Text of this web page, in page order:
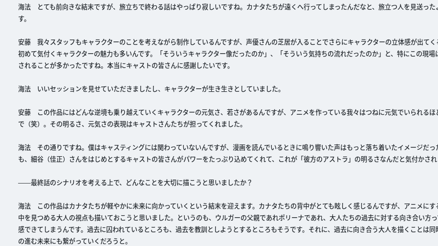
海法 とても前向きな結末ですが、旅立ちで終わる話はやっぱり寂しいですね。カナタたちが遠くへ行ってしまったんだなと、旅立つ人を見送った
す。
安藤 我々スタッフもキャラクターのことを考えながら制作しているんですが、声優さんの芝居が入ることでさらにキャラクターの立体感が出てく
初めて気付くキャラクターの魅力も多いんです。「そういうキャラクター像だったのか」、「そういう気持ちの流れだったのか」と、特にこの現場
されることが多かったですね。本当にキャストの皆さんに感謝したいです。
海法 いいセッションを見せていただきましたし、キャラクターが生き生きとしていました。
安藤 この作品にはどんな逆境も乗り越えていくキャラクターの元気さ、若さがあるんですが、アニメを作っている我々はつねに元気でいられるほ
で（笑）。その明るさ、元気さの表現はキャストさんたちが担ってくれました。
海法 その通りですね。僕はキャスティングには関わっていないんですが、漫画を読んでいるときに鳴り響いた声はもっと落ち着いたイメージだっ
も、細谷（佳正）さんをはじめとするキャストの皆さんがパワーをたっぷり込めてくれて、これが「彼方のアストラ」の明るさなんだと気付かされ
――最終話のシナリオを考える上で、どんなことを大切に描こうと思いましたか？
海法 この作品はカナタたちが軽やかに未来に向かっていくという結末を迎えます。カナタたちの背中がとても眩しく感じるんですが、アニメにす
中を見つめる大人の視点も描いておこうと思いました。というのも、ウルガーの父親であれポリーナであれ、大人たちの過去に対する向き合い方
感できてしまうんです。過去に囚われているところも、過去を教訓としようとするところもそうです。それに、過去に向き合う大人を描くことは同
の進む未来にも繋がっていくだろうと。